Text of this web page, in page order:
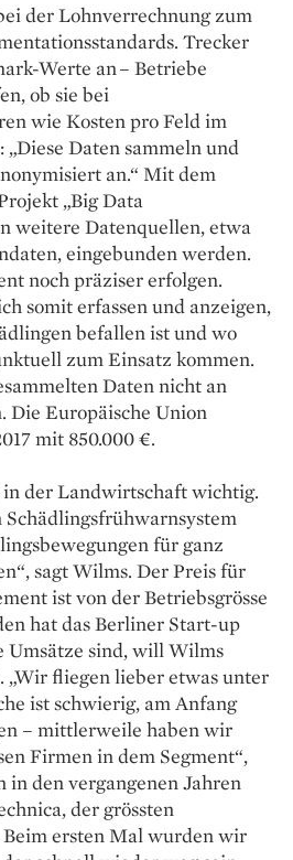
der Lohnverrechnung zum
Trecker
Werte an – Betriebe
ob sie bei
wie Kosten pro Feld im
Daten sammeln und
an.“ Mit dem
„Big Data
weitere Datenquellen, etwa
eingebunden werden.
noch präziser erfolgen.
somit erfassen und anzeigen,
befallen ist und wo
zum Einsatz kommen.
Daten nicht an
Europäische Union
mit 850.000 €.
in der Landwirtschaft wichtig.
für ganz
sagt Wilms. Der Preis für
ist von der Betriebsgrösse
hat das Berliner Start-up
Umsätze sind, will Wilms
„Wir fliegen lieber etwas unter
ist schwierig, am Anfang
– mittlerweile haben wir
Firmen in dem Segment“,
in den vergangenen Jahren
der grössten
Beim ersten Mal wurden wir